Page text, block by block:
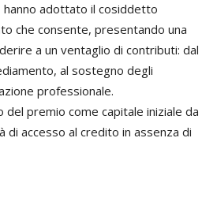
hanno adottato il cosiddetto
che consente, presentando una
a un ventaglio di contributi: dal
al sostegno degli
professionale.
premio come capitale iniziale da
accesso al credito in assenza di